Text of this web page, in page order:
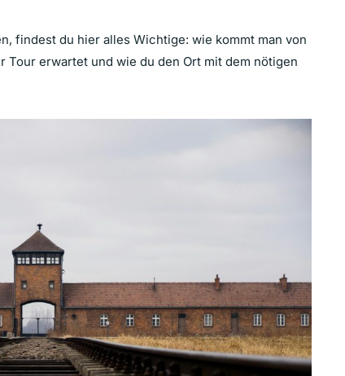
findest du hier alles Wichtige: wie kommt man von
Tour erwartet und wie du den Ort mit dem nötigen